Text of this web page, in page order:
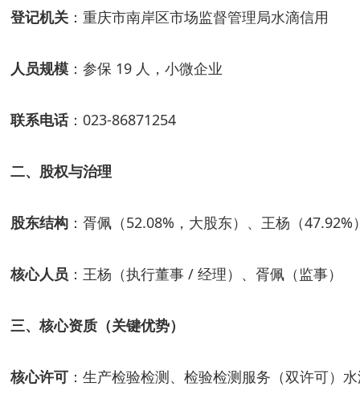
登记机关 ：重庆市南岸区市场监督管理局水滴信用
人员规模 ：参保 19 人，小微企业
联系电话：023-86871254
二、股权与治理
股东结构 ：胥佩（52.08%，大股东）、王杨（47.92%）
核心人员 ：王杨（执行董事 / 经理）、胥佩（监事）
三、核心资质（关键优势）
核心许可 ：生产检验检测、检验检测服务（双许可）